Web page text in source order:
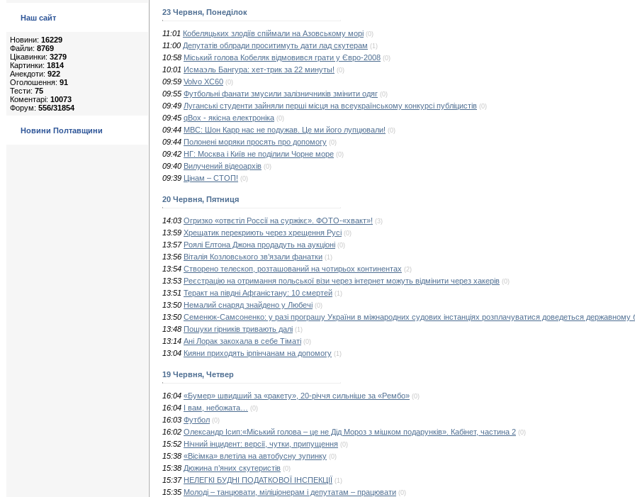
Наш сайт
Новини: 16229
Файли: 8769
Цікавинки: 3279
Картинки: 1814
Анекдоти: 922
Оголошення: 91
Тести: 75
Коментарі: 10073
Форум: 556/31854
Новини Полтавщини
23 Червня, Понеділок
11:01 Кобеляцьких злодіїв спіймали на Азовському морі (0)
11:00 Депутатів облради проситимуть дати лад скутерам (1)
10:58 Міський голова Кобеляк відмовився грати у Євро-2008 (0)
10:01 Исмаэль Бангура: хет-трик за 22 минуты! (0)
09:59 Volvo XC60 (0)
09:55 Футбольні фанати змусили залізничників змінити одяг (0)
09:49 Луганські студенти зайняли перші місця на всеукраїнському конкурсі публіцистів (0)
09:45 qBox - якісна електроніка (0)
09:44 МВС: Шон Карр нас не подужав. Це ми його лупцювали! (0)
09:44 Полонені моряки просять про допомогу (0)
09:42 НГ: Москва і Київ не поділили Чорне море (0)
09:40 Вилучений відеоархів (0)
09:39 Цінам – СТОП! (0)
20 Червня, Пятниця
14:03 Огризко «отвєтіл Россії на суржікє». ФОТО-«хвакт»! (3)
13:59 Хрещатик перекриють через хрещення Русі (0)
13:57 Роялі Елтона Джона продадуть на аукціоні (0)
13:56 Віталія Козловського зв’язали фанатки (1)
13:54 Створено телескоп, розташований на чотирьох континентах (2)
13:53 Реєстрацію на отримання польської візи через інтернет можуть відмінити через хакерів (0)
13:51 Теракт на півдні Афганістану: 10 смертей (1)
13:50 Немалий снаряд знайдено у Любечі (0)
13:50 Семенюк-Самсоненко: у разі програшу України в міжнародних судових інстанціях розплачуватися доведеться державному
13:48 Пошуки гірників тривають далі (1)
13:14 Ані Лорак закохала в себе Тіматі (0)
13:04 Кияни приходять ірпінчанам на допомогу (1)
19 Червня, Четвер
16:04 «Бумер» швидший за «ракету», 20-річчя сильніше за «Рембо» (0)
16:04 І вам, небожата… (0)
16:03 Футбол (0)
16:02 Олександр Ісип:«Міський голова – це не Дід Мороз з мішком подарунків». Кабінет, частина 2 (0)
15:52 Нічний інцидент: версії, чутки, припущення (0)
15:38 «Вісімка» влетіла на автобусну зупинку (0)
15:38 Дюжина п’яних скутеристів (0)
15:37 НЕЛЕГКІ БУДНІ ПОДАТКОВОЇ ІНСПЕКЦІЇ (1)
15:35 Молоді – танцювати, міліціонерам і депутатам – працювати (0)